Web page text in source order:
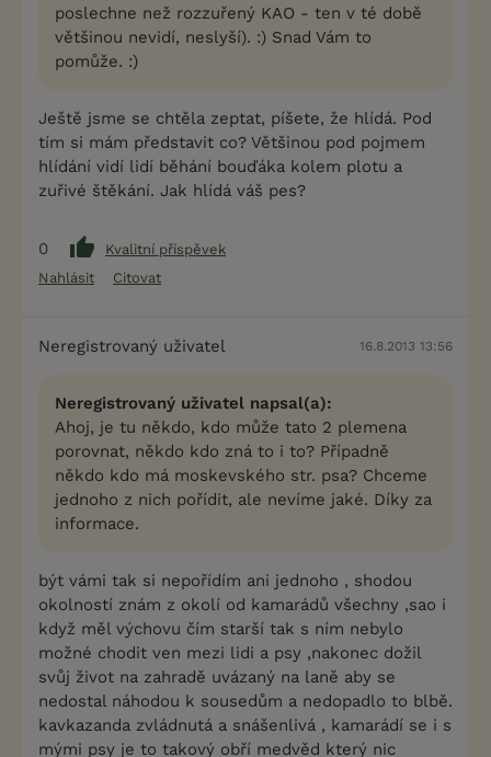
poslechne než rozzuřený KAO - ten v té době
většinou nevidí, neslyší). :) Snad Vám to
pomůže. :)
Ještě jsme se chtěla zeptat, píšete, že hlídá. Pod
tím si mám představit co? Většinou pod pojmem
hlídání vidí lidí běhání bouďáka kolem plotu a
zuřivé štěkání. Jak hlídá váš pes?
0
Kvalitní příspěvek
Nahlásit
Citovat
Neregistrovaný uživatel 16.8.2013 13:56
Neregistrovaný uživatel napsal(a):
Ahoj, je tu někdo, kdo může tato 2 plemena
porovnat, někdo kdo zná to i to? Případně
někdo kdo má moskevského str. psa? Chceme
jednoho z nich pořídit, ale nevíme jaké. Díky za
informace.
být vámi tak si nepořídím ani jednoho , shodou
okolností znám z okolí od kamarádů všechny ,sao i
když měl výchovu čím starší tak s ním nebylo
možné chodit ven mezi lidi a psy ,nakonec dožil
svůj život na zahradě uvázaný na laně aby se
nedostal náhodou k sousedům a nedopadlo to blbě.
kavkazanda zvládnutá a snášenlivá , kamarádí se i s
mými psy je to takový obří medvěd který nic